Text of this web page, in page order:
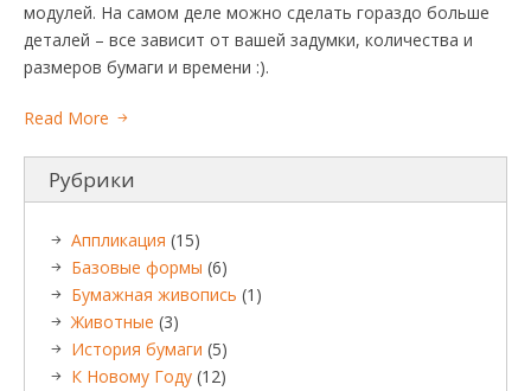
модулей. На самом деле можно сделать гораздо больше
деталей – все зависит от вашей задумки, количества и
размеров бумаги и времени :).
Read More
Рубрики
Аппликация (15)
Базовые формы (6)
Бумажная живопись (1)
Животные (3)
История бумаги (5)
К Новому Году (12)